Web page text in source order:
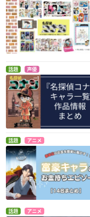
話題 声優
話題 アニメ
話題 アニメ